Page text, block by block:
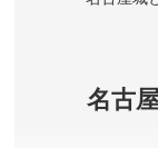
名古